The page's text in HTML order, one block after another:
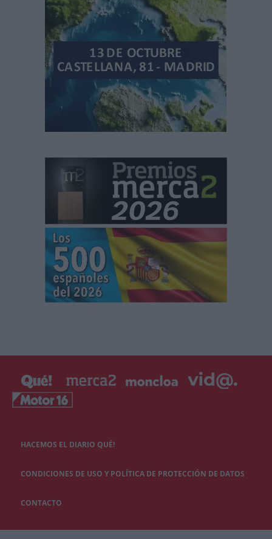
HACEMOS EL DIARIO QUÉ!
CONDICIONES DE USO Y POLÍTICA DE PROTECCIÓN DE DATOS
CONTACTO